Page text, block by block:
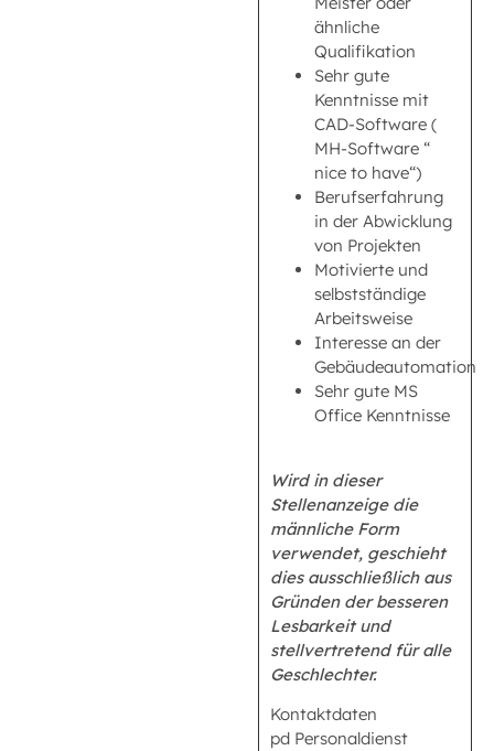
ähnliche
Qualifikation
Sehr gute
Kenntnisse mit
CAD-Software (
MH-Software “
nice to have“)
Berufserfahrung
in der Abwicklung
von Projekten
Motivierte und
selbstständige
Arbeitsweise
Interesse an der
Gebäudeautomation
Sehr gute MS
Office Kenntnisse
Wird in dieser
Stellenanzeige die
männliche Form
verwendet, geschieht
dies ausschließlich aus
Gründen der besseren
Lesbarkeit und
stellvertretend für alle
Geschlechter.
Kontaktdaten
pd Personaldienst